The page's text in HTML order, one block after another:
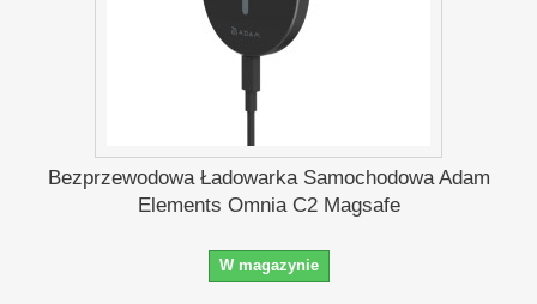
Bezprzewodowa Ładowarka Samochodowa Adam
Elements Omnia C2 Magsafe
W magazynie